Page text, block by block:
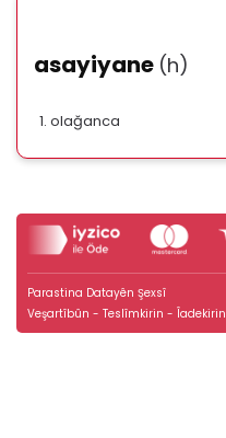
asayiyane (h)
olağanca
Parastina Datayên Şexsî
Veşartîbûn - Teslîmkirin - Îadekirin